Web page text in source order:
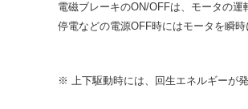
電磁ブレーキのON/OFFは、モータの運
停電などの電源OFF時にはモータを瞬時
※ 上下駆動時には、回生エネルギーが